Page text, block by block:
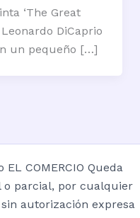
‘The Great
Leonardo DiCaprio
un pequeño […]
COMERCIO Queda
parcial, por cualquier
autorización expresa